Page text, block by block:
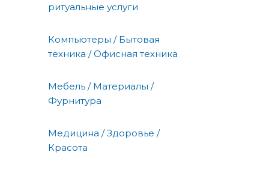
ритуальные услуги
Компьютеры / Бытовая
техника / Офисная техника
Мебель / Материалы /
Фурнитура
Медицина / Здоровье /
Красота